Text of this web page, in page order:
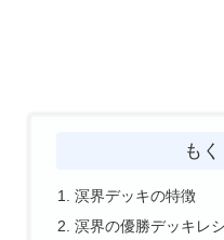
も
溟界デッキの特徴
溟界の優勝デッキレ